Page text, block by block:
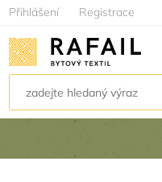
Přihlášení Registrace